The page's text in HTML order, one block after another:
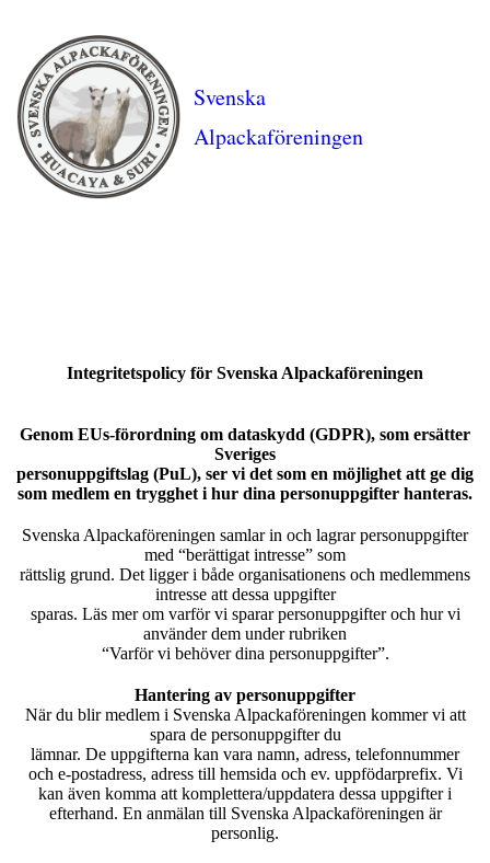
Svenska
Alpackaföreningen
Integritetspolicy för Svenska Alpackaföreningen
Genom EUs-förordning om dataskydd (GDPR), som ersätter
Sveriges
personuppgiftslag (PuL), ser vi det som en möjlighet att ge dig
som medlem en trygghet i hur dina personuppgifter hanteras.
Svenska Alpackaföreningen samlar in och lagrar personuppgifter
med “berättigat intresse” som
rättslig grund. Det ligger i både organisationens och medlemmens
intresse att dessa uppgifter
sparas. Läs mer om varför vi sparar personuppgifter och hur vi
använder dem under rubriken
“Varför vi behöver dina personuppgifter”.
Hantering av personuppgifter
När du blir medlem i Svenska Alpackaföreningen kommer vi att
spara de personuppgifter du
lämnar. De uppgifterna kan vara namn, adress, telefonnummer
och e-postadress, adress till hemsida och ev. uppfödarprefix. Vi
kan även komma att komplettera/uppdatera dessa uppgifter i
efterhand. En anmälan till Svenska Alpackaföreningen är
personlig.